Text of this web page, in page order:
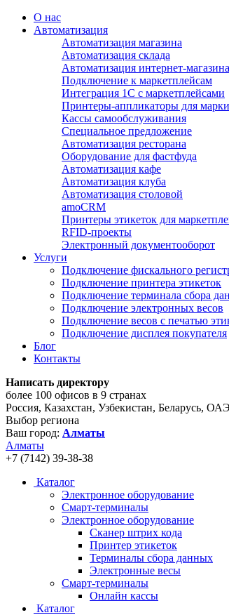
О нас
Автоматизация
Автоматизация магазина
Автоматизация склада
Автоматизация интернет-магазина
Подключение к маркетплейсам
Интеграция 1С с маркетплейсами
Принтеры-аппликаторы для
Кассы самообслуживания
Специальное предложение
Автоматизация ресторана
Оборудование для фастфуда
Автоматизация кафе
Автоматизация клуба
Автоматизация столовой
amoCRM
Принтеры этикеток для
RFID-проекты
Электронный документооборот
Услуги
Подключение фискального
Подключение принтера этикеток
Подключение терминала сбора
Подключение электронных весов
Подключение весов с печатью
Подключение дисплея покупателя
Блог
Контакты
Написать директору
более 100 офисов в 9 странах
Россия, Казахстан, Узбекистан, Беларусь,
Выбор региона
Ваш город: Алматы
Алматы
+7 (7142) 39-38-38
Каталог
Электронное оборудование
Смарт-терминалы
Электронное оборудование
Сканер штрих кода
Принтер этикеток
Терминалы сбора данных
Электронные весы
Смарт-терминалы
Онлайн кассы
Каталог